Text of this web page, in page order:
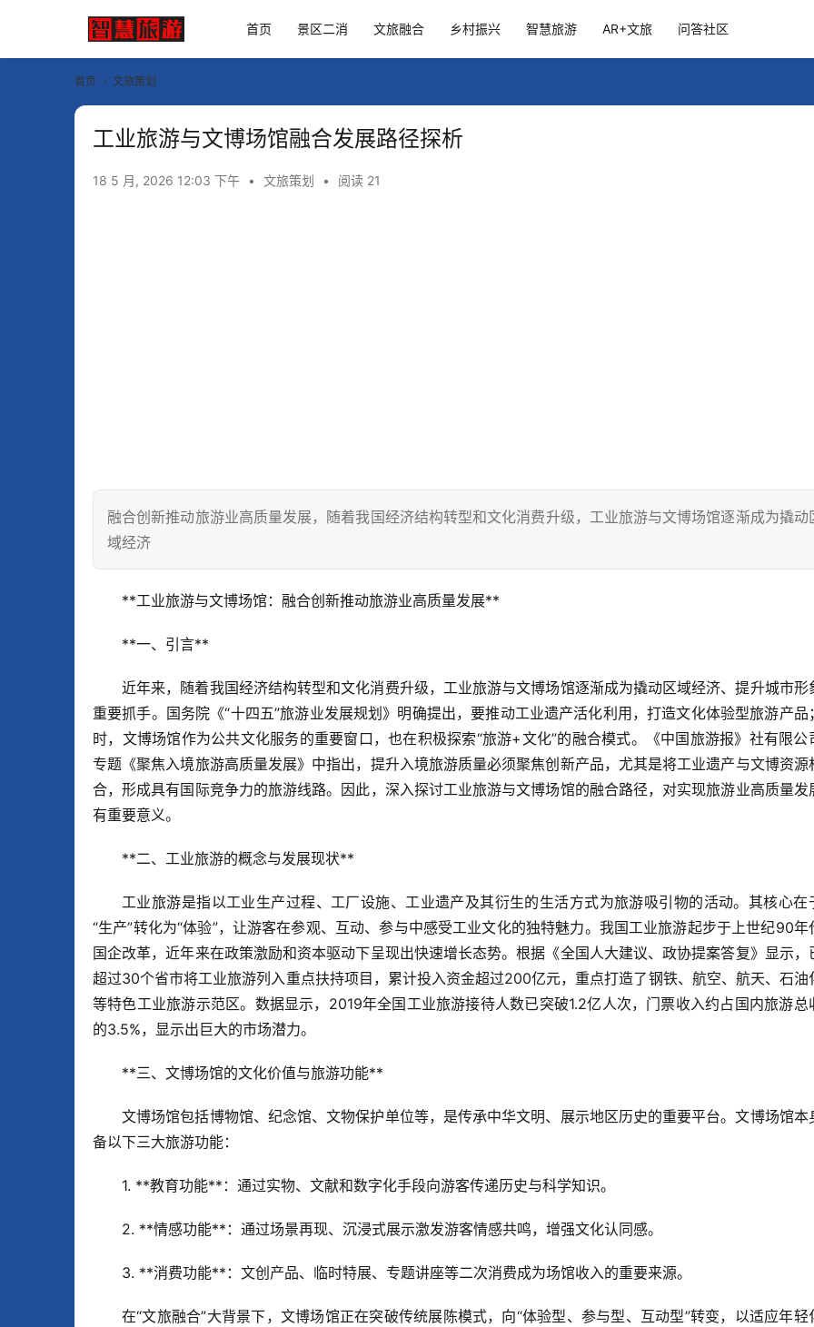
首页 景区二消 文旅融合 乡村振兴 智慧旅游 AR+文旅 问答社区
首页 文旅策划
工业旅游与文博场馆融合发展路径探析
18 5 月, 2026 12:03 下午 • 文旅策划 • 阅读 21
融合创新推动旅游业高质量发展，随着我国经济结构转型和文化消费升级，工业旅游与文博场馆逐渐成为撬动
域经济
**工业旅游与文博场馆：融合创新推动旅游业高质量发展**
**一、引言**
近年来，随着我国经济结构转型和文化消费升级，工业旅游与文博场馆逐渐成为撬动区域经济、提升城市形
重要抓手。国务院《“十四五”旅游业发展规划》明确提出，要推动工业遗产活化利用，打造文化体验型旅游产品
时，文博场馆作为公共文化服务的重要窗口，也在积极探索“旅游+文化”的融合模式。《中国旅游报》社有限公
专题《聚焦入境旅游高质量发展》中指出，提升入境旅游质量必须聚焦创新产品，尤其是将工业遗产与文博资源
合，形成具有国际竞争力的旅游线路。因此，深入探讨工业旅游与文博场馆的融合路径，对实现旅游业高质量发
有重要意义。
**二、工业旅游的概念与发展现状**
工业旅游是指以工业生产过程、工厂设施、工业遗产及其衍生的生活方式为旅游吸引物的活动。其核心在
“生产”转化为“体验”，让游客在参观、互动、参与中感受工业文化的独特魅力。我国工业旅游起步于上世纪90年
国企改革，近年来在政策激励和资本驱动下呈现出快速增长态势。根据《全国人大建议、政协提案答复》显示，
超过30个省市将工业旅游列入重点扶持项目，累计投入资金超过200亿元，重点打造了钢铁、航空、航天、石油
等特色工业旅游示范区。数据显示，2019年全国工业旅游接待人数已突破1.2亿人次，门票收入约占国内旅游总
的3.5%，显示出巨大的市场潜力。
**三、文博场馆的文化价值与旅游功能**
文博场馆包括博物馆、纪念馆、文物保护单位等，是传承中华文明、展示地区历史的重要平台。文博场馆本
备以下三大旅游功能：
1. **教育功能**：通过实物、文献和数字化手段向游客传递历史与科学知识。
2. **情感功能**：通过场景再现、沉浸式展示激发游客情感共鸣，增强文化认同感。
3. **消费功能**：文创产品、临时特展、专题讲座等二次消费成为场馆收入的重要来源。
在“文旅融合”大背景下，文博场馆正在突破传统展陈模式，向“体验型、参与型、互动型”转变，以适应年轻